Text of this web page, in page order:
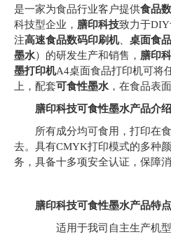
是一家为食品行业客户提供食品
科技型企业， 膳印科技致力于
注高速食品数码印刷机、 桌面食
墨水）的研发生产和销售， 膳印
墨打印机A4桌面食品打印机可将
上，配套可食性墨水 ，在食品表
膳印科技可食性墨水产品介绍
所有成分均可食用，打印在
去。具有CMYK打印模式的多种
务，具备十多项安全认证，保障
膳印科技可食性墨水产品特点
适用于我司自主生产机